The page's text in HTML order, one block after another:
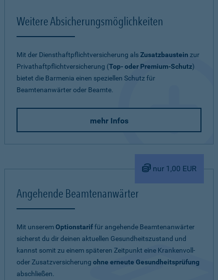
Weitere Absicherungsmöglichkeiten
Mit der Diensthaftpflichtversicherung alsZusatzbaustein zur
Privathaftpflichtversicherung (Top- oder Premium-Schutz)
bietet die Barmenia einen speziellen Schutz für
Beamtenanwärter oder Beamte.
mehr Infos
nur 1,00 EUR
Angehende Beamtenanwärter
Mit unseremOptionstariffür angehende Beamtenanwärter
sicherst du dir deinen aktuellen Gesundheitszustand und
kannst somit zu einem späteren Zeitpunkt eine Krankenvoll-
oder Zusatzversicherung ohne erneute Gesundheitsprüfung
abschließen.